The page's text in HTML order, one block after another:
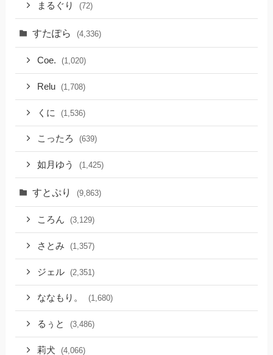
まるぐり (72)
すたぽら (4,336)
Coe. (1,020)
Relu (1,708)
くに (1,536)
こったろ (639)
如月ゆう (1,425)
すとぷり (9,863)
ころん (3,129)
さとみ (1,357)
ジェル (2,351)
ななもり。 (1,680)
るぅと (3,486)
莉犬 (4,066)